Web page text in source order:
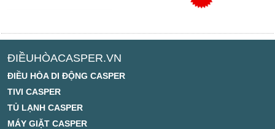
ĐIỀUHÒACASPER.VN
ĐIỀU HÒA DI ĐỘNG CASPER
TIVI CASPER
TỦ LẠNH CASPER
MÁY GIẶT CASPER